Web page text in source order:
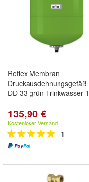
Reflex Membran
Druckausdehnungsgefäß
DD 33 grün Trinkwasser
135,90 €
Kostenloser Versand
1